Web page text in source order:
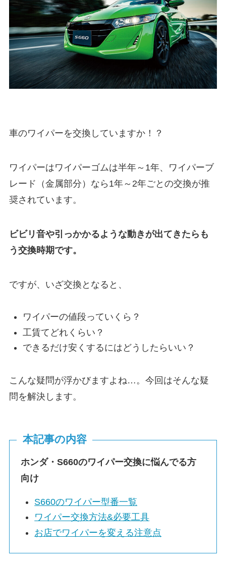
車のワイパーを交換していますか！？
ワイパーはワイパーゴムは半年～1年、ワイパーブ
レード（金属部分）なら1年～2年ごとの交換が推
奨されています。
ビビリ音や引っかかるような動きが出てきたらも
う交換時期です。
ですが、いざ交換となると、
ワイパーの値段っていくら？
工賃てどれくらい？
できるだけ安くするにはどうしたらいい？
こんな疑問が浮かびますよね…。今回はそんな疑
問を解決します。
本記事の内容
ホンダ・S660のワイパー交換に悩んでる方
向け
S660のワイパー型番一覧
ワイパー交換方法&必要工具
お店でワイパーを変える注意点